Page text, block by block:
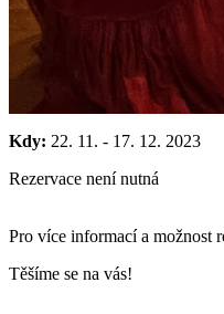
Kdy: 22. 11. - 17. 12. 2023
Rezervace není nutná
Pro více informací a možnost
Těšíme se na vás!